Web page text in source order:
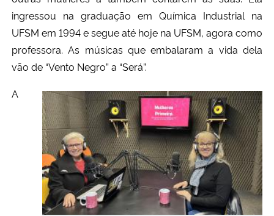
ingressou na graduação em Química Industrial na
UFSM em 1994 e segue até hoje na UFSM, agora como
professora. As músicas que embalaram a vida dela
vão de “Vento Negro” a “Será”.
A